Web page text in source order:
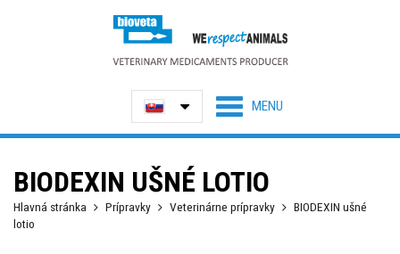
BIODEXIN UŠNÉ LOTIO
Hlavná stránka Prípravky Veterinárne prípravky
BIODEXIN ušné
lotio